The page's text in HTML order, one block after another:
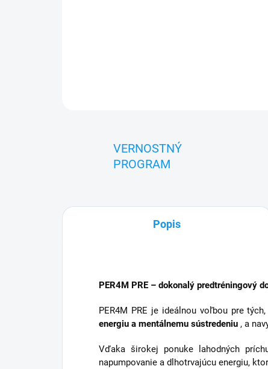
VERNOSTNÝ
PROGRAM
Popis
PER4M PRE – dokonalý predtréningový
PER4M PRE je ideálnou voľbou pre
energiu a mentálnemu sústredeniu , a
Vďaka širokej ponuke lahodných
napumpovanie a dlhotrvajúcu energiu,